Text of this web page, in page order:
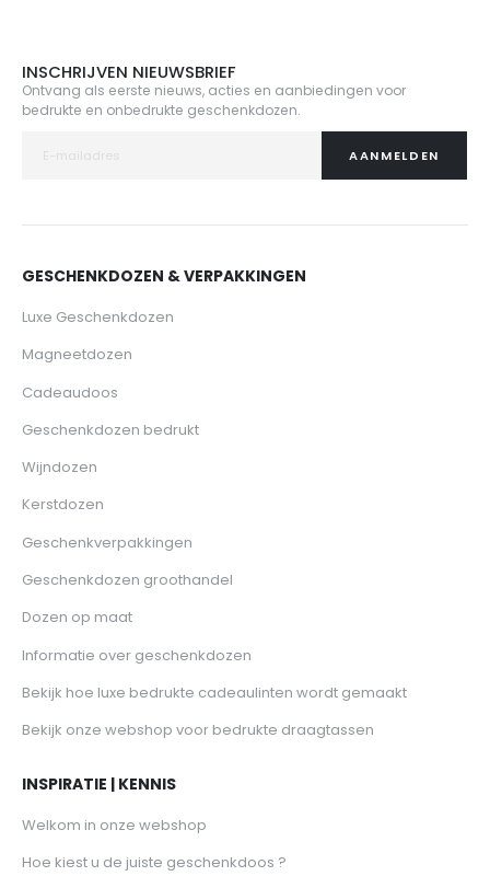
INSCHRIJVEN NIEUWSBRIEF
Ontvang als eerste nieuws, acties en aanbiedingen voor
bedrukte en onbedrukte geschenkdozen.
AANMELDEN
GESCHENKDOZEN & VERPAKKINGEN
Luxe Geschenkdozen
Magneetdozen
Cadeaudoos
Geschenkdozen bedrukt
Wijndozen
Kerstdozen
Geschenkverpakkingen
Geschenkdozen groothandel
Dozen op maat
Informatie over geschenkdozen
Bekijk hoe luxe bedrukte cadeaulinten wordt gemaakt
Bekijk onze webshop voor bedrukte draagtassen
INSPIRATIE | KENNIS
Welkom in onze webshop
Hoe kiest u de juiste geschenkdoos ?